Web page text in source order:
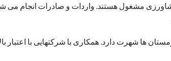
مشغول هستند. واردات و صادرات انجام می
ها شهرت دارد. همکاری با شرکتهایی با اعتبار